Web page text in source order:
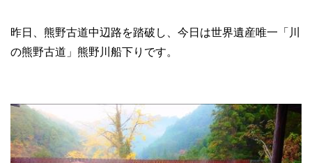
昨日、熊野古道中辺路を踏破し、今日は世界遺産唯一「川
の熊野古道」熊野川船下りです。